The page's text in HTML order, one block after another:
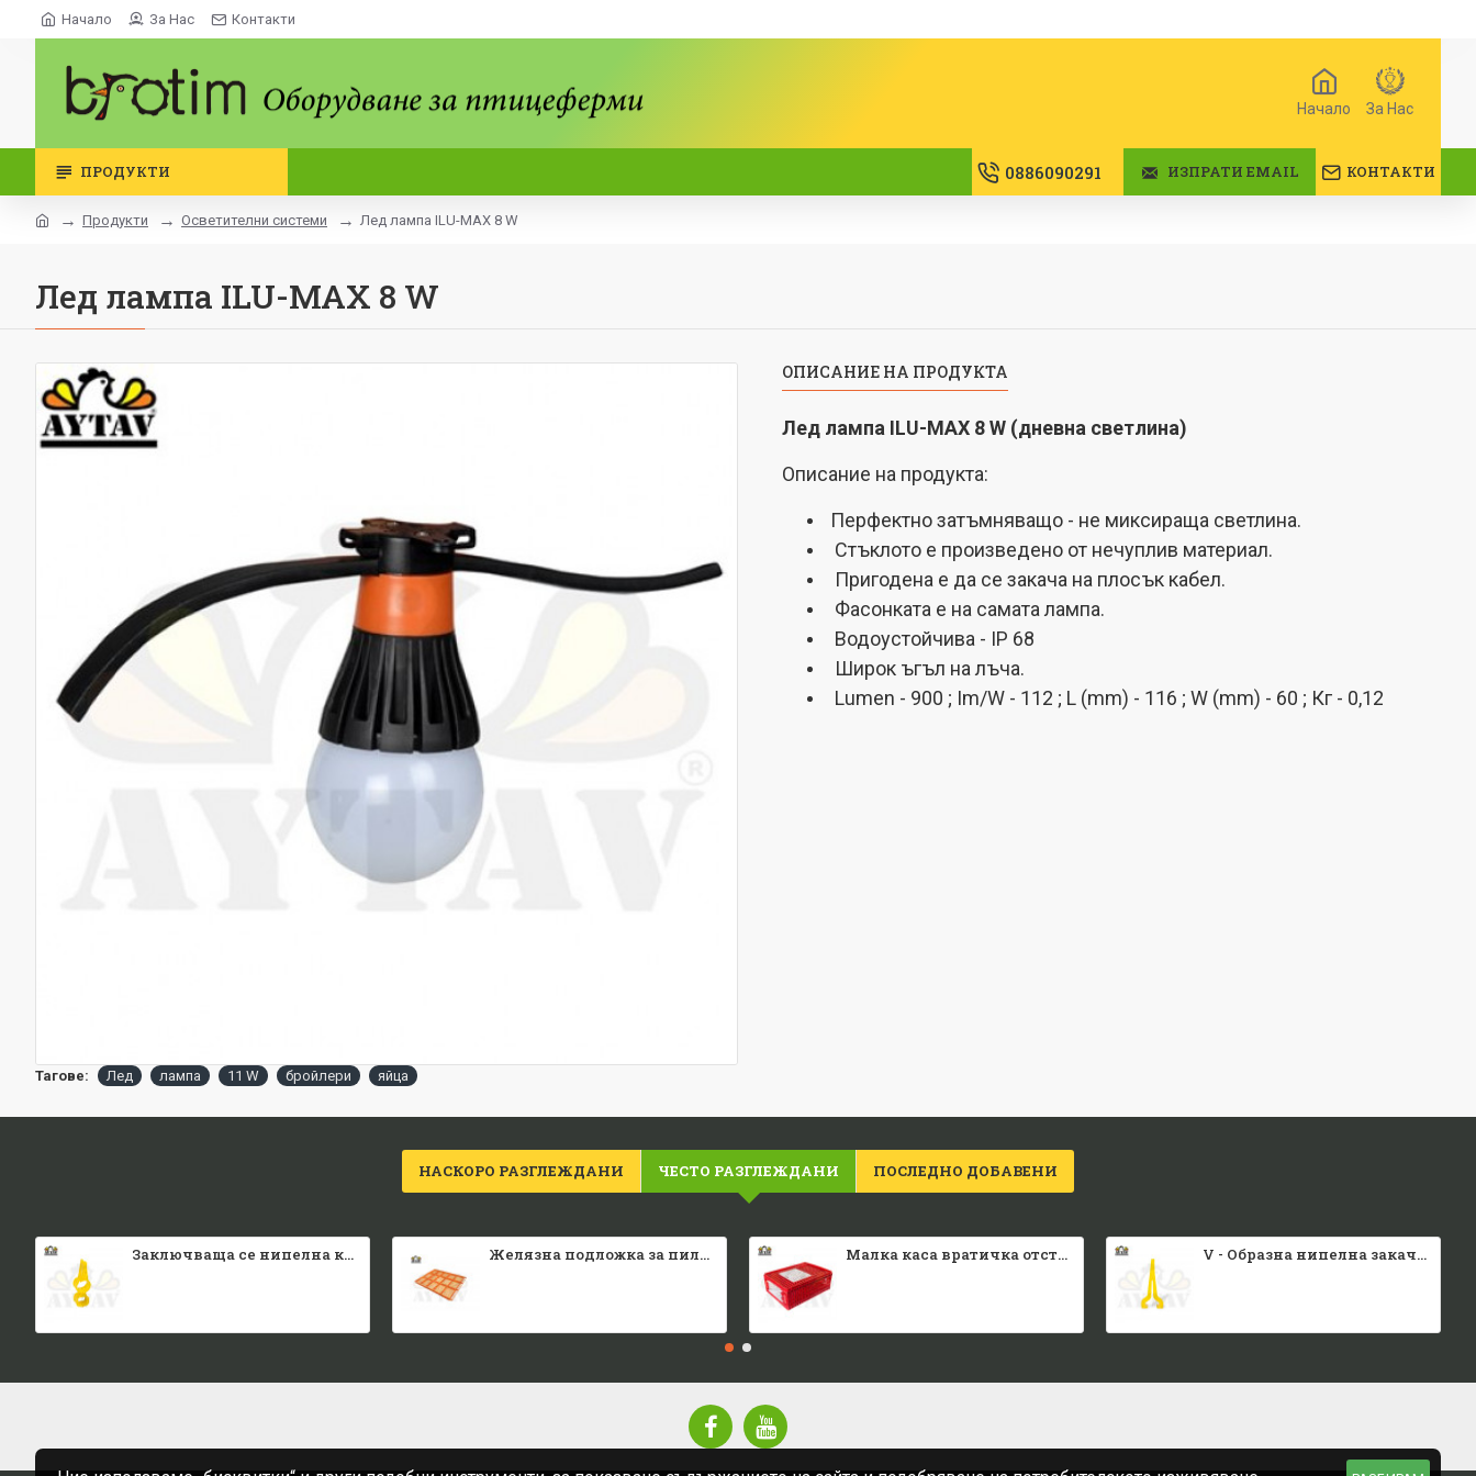
Начало За Нас Контакти
Начало За Нас
ПРОДУКТИ 0886090291 ИЗПРАТИ EMAIL КОНТАКТИ
Продукти Осветителни системи Лед лампа ILU-MAX 8 W
Лед лампа ILU-MAX 8 W
ОПИСАНИЕ НА ПРОДУКТА
Лед лампа ILU-MAX 8 W (дневна светлина)
Описание на продукта:
Перфектно затъмняващо - не миксираща светлина.
Стъклото е произведено от нечуплив материал.
Пригодена е да се закача на плосък кабел.
Фасонката е на самата лампа.
Водоустойчива - IP 68
Широк ъгъл на лъча.
Lumen - 900 ; Im/W - 112 ; L (mm) - 116 ; W (mm) - 60 ; Кг - 0,12
Тагове: Лед лампа 11 W бройлери яйца
НАСКОРО РАЗГЛЕЖДАНИ ЧЕСТО РАЗГЛЕЖДАНИ ПОСЛЕДНО ДОБАВЕНИ
Заключваща се нипелна квадратна тръба Желязна подложка за пилета Малка каса вратичка отстрани и отгоре V - Образна нипелна закачалка